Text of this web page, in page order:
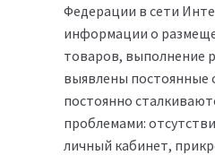
Федерации в сети
информации о
товаров, выполнение
выявлены постоянные
постоянно
проблемами:
личный кабинет,